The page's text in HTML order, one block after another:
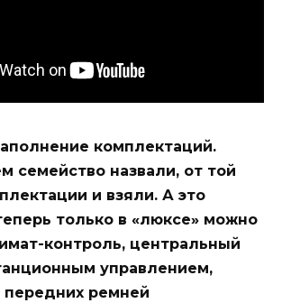
комплектаций.
семейство назвали, от той
и взяли. А это
только в «люксе» можно
контроль, центральный
управлением,
передних ремней